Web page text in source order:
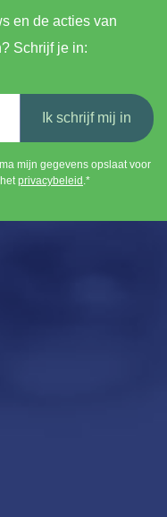
Ik schrijf mij in
mijn gegevens opslaat voor
privacybeleid .*
en de acties van
Schrijf je in: